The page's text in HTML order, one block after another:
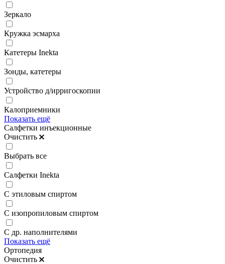
Зеркало
Кружка эсмарха
Катетеры Inekta
Зонды, катетеры
Устройство д/ирригоскопии
Калоприемники
Показать ещё
Салфетки инъекционные
Очистить
Выбрать все
Салфетки Inekta
С этиловым спиртом
С изопропиловым спиртом
С др. наполнителями
Показать ещё
Ортопедия
Очистить